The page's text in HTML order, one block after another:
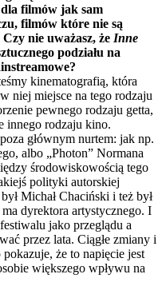
filmów jak sam
filmów które nie są
nie uważasz, że Inne
podziału na
kinematografią, która
niej miejsce na tego rodzaju
pewnego rodzaju getta,
innego rodzaju kino.
głównym nurtem: jak np.
albo „Photon” Normana
środowiskowością tego
polityki autorskiej
Michał Chaciński i też był
dyrektora artystycznego. I
jako przeglądu a
przez lata. Ciągłe zmiany i
że to napięcie jest
większego wpływu na